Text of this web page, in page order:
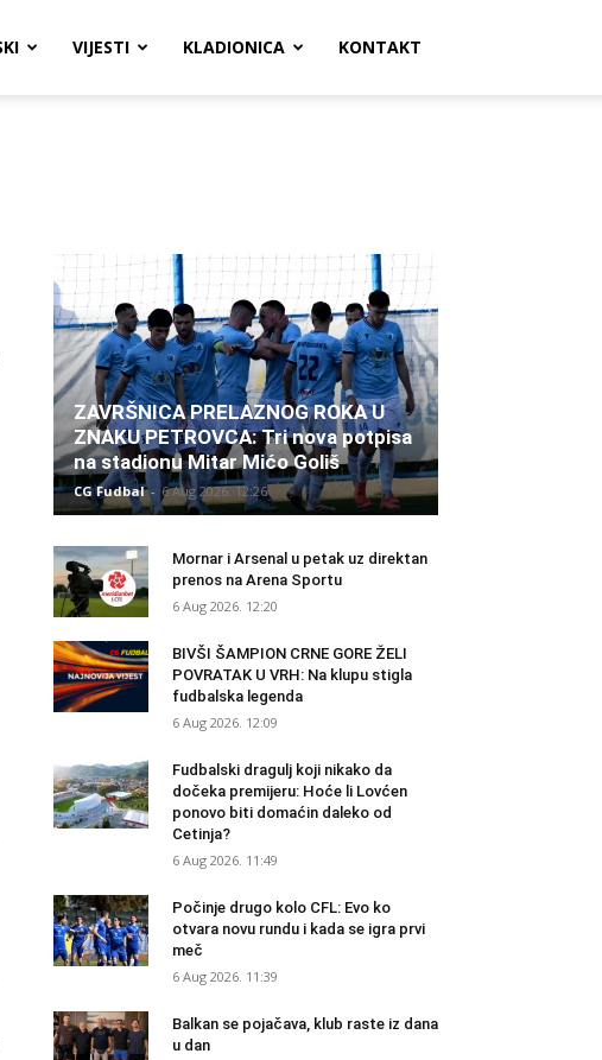
VIJESTI KLADIONICA KONTAKT
ZAVRŠNICA PRELAZNOG ROKA U
ZNAKU PETROVCA: Tri nova potpisa
na stadionu Mitar Mićo Goliš
CG Fudbal - 6 Aug 2026. 12:26
Mornar i Arsenal u petak uz direktan
prenos na Arena Sportu
6 Aug 2026. 12:20
BIVŠI ŠAMPION CRNE GORE ŽELI
POVRATAK U VRH: Na klupu stigla
fudbalska legenda
6 Aug 2026. 12:09
Fudbalski dragulj koji nikako da
dočeka premijeru: Hoće li Lovćen
ponovo biti domaćin daleko od
Cetinja?
6 Aug 2026. 11:49
Počinje drugo kolo CFL: Evo ko
otvara novu rundu i kada se igra prvi
meč
6 Aug 2026. 11:39
Balkan se pojačava, klub raste iz dana
u dan